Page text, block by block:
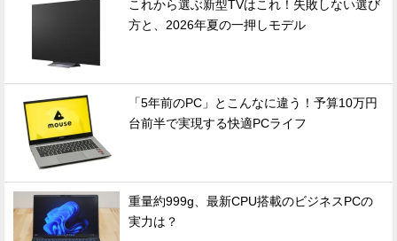
これから選ぶ新型TVはこれ！失敗しない選び
方と、2026年夏の一押しモデル
「5年前のPC」とこんなに違う！予算10万円
台前半で実現する快適PCライフ
重量約999g、最新CPU搭載のビジネスPCの
実力は？